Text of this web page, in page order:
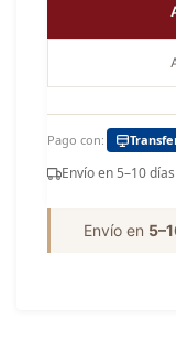
Pago con:
Envío en 5–10
Envío en